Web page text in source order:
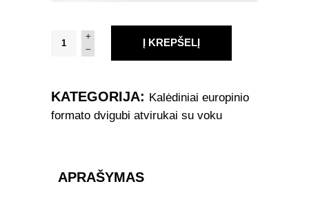
Kalėdinis
Naujametinis
7580
Į KREPŠELĮ
KATEGORIJA: Kalėdiniai europinio
formato dvigubi atvirukai su voku
APRAŠYMAS